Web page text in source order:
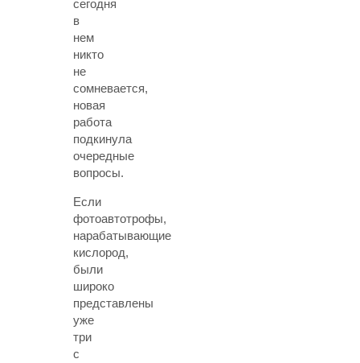
сегодня
в
нем
никто
не
сомневается,
новая
работа
подкинула
очередные
вопросы.
Если
фотоавтотрофы,
нарабатывающие
кислород,
были
широко
представлены
уже
три
с